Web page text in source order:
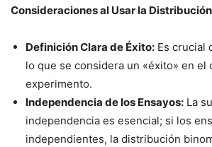
Consideraciones al Usar la
Definición Clara de Éxito: Es crucial
lo que se considera un «éxito» en el
experimento.
Independencia de los Ensayos: La
independencia es esencial; si los
independientes, la distribución